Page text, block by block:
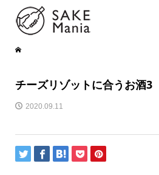
チーズリゾットに合うお酒3
2020.09.11